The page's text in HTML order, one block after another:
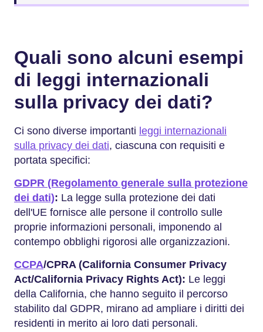
Quali sono alcuni esempi
di leggi internazionali
sulla privacy dei dati?
Ci sono diverse importanti leggi internazionali
sulla privacy dei dati, ciascuna con requisiti e
portata specifici:
GDPR (Regolamento generale sulla protezione
dei dati): La legge sulla protezione dei dati
dell'UE fornisce alle persone il controllo sulle
proprie informazioni personali, imponendo al
contempo obblighi rigorosi alle organizzazioni.
CCPA/CPRA (California Consumer Privacy
Act/California Privacy Rights Act): Le leggi
della California, che hanno seguito il percorso
stabilito dal GDPR, mirano ad ampliare i diritti dei
residenti in merito ai loro dati personali.